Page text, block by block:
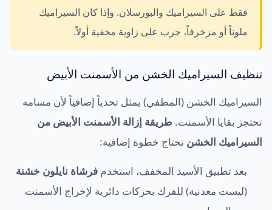
فقط على السيراميك والبورسلان. وإذا كان السيراميك
ملوناً أو مزخرفاً، جرب على زاوية مخفية أولاً.
تنظيف السيراميك الخشن من الأسمنت الأبيض
السيراميك الخشن (المطفي) يمثل تحدياً إضافياً لأن مسامه
تحتجز بقايا الأسمنت. طريقة إزالة الأسمنت الأبيض من
السيراميك الخشن تحتاج خطوة إضافية:
بعد تطبيق الأسيد المخفف، استخدم فرشاة نايلون خشنة
(ليست معدنية) للفرك بحركات دائرية لإخراج الأسمنت